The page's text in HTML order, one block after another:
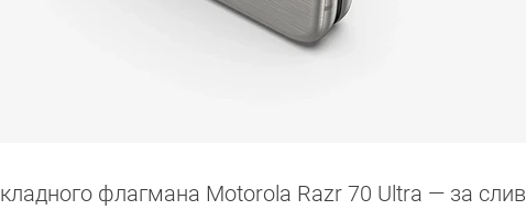
флагмана Motorola Razr 70 Ultra — за слив